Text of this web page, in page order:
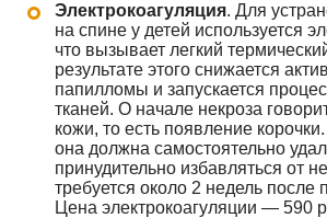
Электрокоагуляция. Для
на спине у детей используется
что вызывает легкий
результате этого снижается
папилломы и запускается
тканей. О начале некроза
кожи, то есть появление
она должна самостоятельно
принудительно избавляться от
требуется около 2 недель после
Цена электрокоагуляции — 590